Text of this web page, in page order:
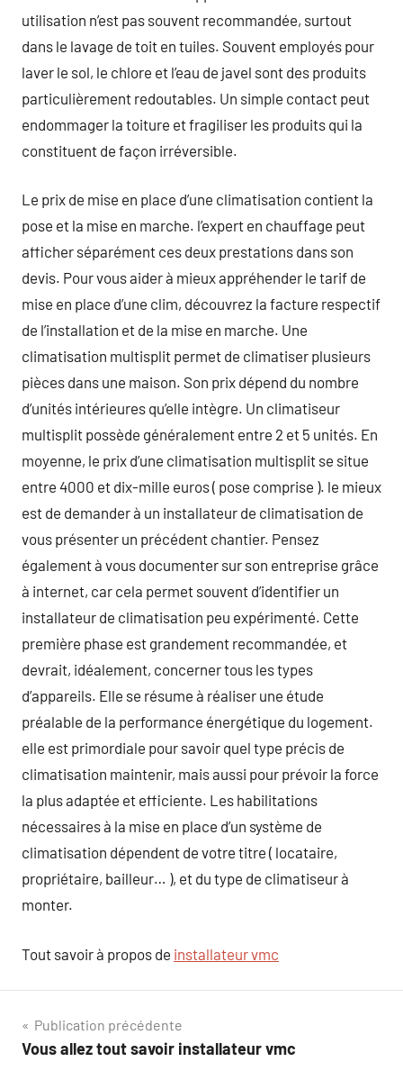
utilisation n’est pas souvent recommandée, surtout
dans le lavage de toit en tuiles. Souvent employés pour
laver le sol, le chlore et l’eau de javel sont des produits
particulièrement redoutables. Un simple contact peut
endommager la toiture et fragiliser les produits qui la
constituent de façon irréversible.
Le prix de mise en place d’une climatisation contient la
pose et la mise en marche. l’expert en chauffage peut
afficher séparément ces deux prestations dans son
devis. Pour vous aider à mieux appréhender le tarif de
mise en place d’une clim, découvrez la facture respectif
de l’installation et de la mise en marche. Une
climatisation multisplit permet de climatiser plusieurs
pièces dans une maison. Son prix dépend du nombre
d’unités intérieures qu’elle intègre. Un climatiseur
multisplit possède généralement entre 2 et 5 unités. En
moyenne, le prix d’une climatisation multisplit se situe
entre 4000 et dix-mille euros ( pose comprise ). le mieux
est de demander à un installateur de climatisation de
vous présenter un précédent chantier. Pensez
également à vous documenter sur son entreprise grâce
à internet, car cela permet souvent d’identifier un
installateur de climatisation peu expérimenté. Cette
première phase est grandement recommandée, et
devrait, idéalement, concerner tous les types
d’appareils. Elle se résume à réaliser une étude
préalable de la performance énergétique du logement.
elle est primordiale pour savoir quel type précis de
climatisation maintenir, mais aussi pour prévoir la force
la plus adaptée et efficiente. Les habilitations
nécessaires à la mise en place d’un système de
climatisation dépendent de votre titre ( locataire,
propriétaire, bailleur… ), et du type de climatiseur à
monter.
Tout savoir à propos de installateur vmc
Navigation
de
Publication précédente
Vous allez tout savoir installateur vmc